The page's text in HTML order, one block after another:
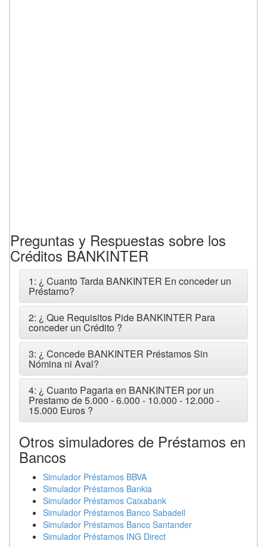
Preguntas y Respuestas sobre los
Créditos BANKINTER
1: ¿ Cuanto Tarda BANKINTER En conceder un
Préstamo?
2: ¿ Que Requisitos Pide BANKINTER Para
conceder un Crédito ?
3: ¿ Concede BANKINTER Préstamos Sin
Nómina ni Aval?
4: ¿ Cuanto Pagaria en BANKINTER por un
Prestamo de 5.000 - 6.000 - 10.000 - 12.000 -
15.000 Euros ?
Otros simuladores de Préstamos en
Bancos
Simulador Préstamos BBVA
Simulador Préstamos Bankia
Simulador Préstamos Caixabank
Simulador Préstamos Banco Sabadell
Simulador Préstamos Banco Santander
Simulador Préstamos ING Direct